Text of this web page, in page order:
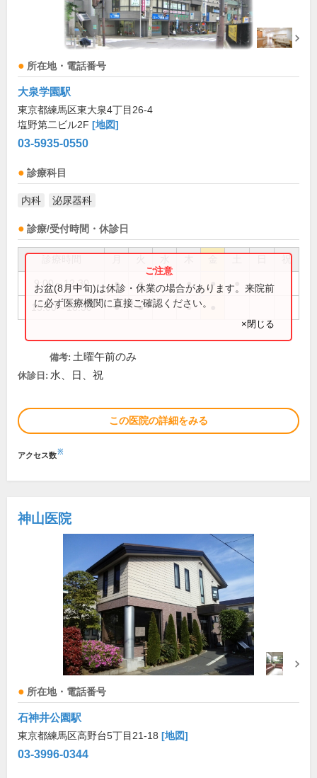
所在地・電話番号
大泉学園駅
東京都練馬区東大泉4丁目26-4
塩野第二ビル2F [地図]
03-5935-0550
診療科目
内科 泌尿器科
診療/受付時間・休診日
祝
9:00～12:30 ● ● ● ●
15:00～18:30 ● ● ●
お盆(8月中旬)は休診・休業の場合があります。来院前
に必ず医療機関に直接ご確認ください。
×閉じる
備考: 土曜午前のみ
休診日: 水、日、祝
この医院の詳細をみる
アクセス数※
神山医院
所在地・電話番号
石神井公園駅
東京都練馬区高野台5丁目21-18 [地図]
03-3996-0344